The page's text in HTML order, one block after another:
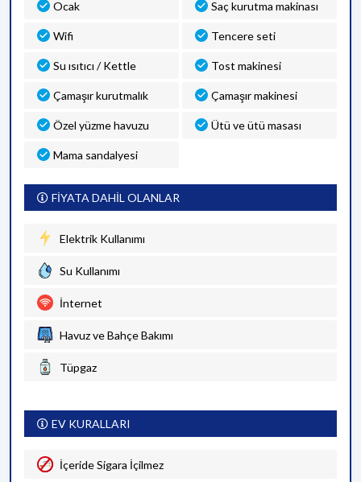
Ocak Saç kurutma makinası
Wifi Tencere seti
Su ısıtıcı / Kettle Tost makinesi
Çamaşır kurutmalık Çamaşır makinesi
Özel yüzme havuzu Ütü ve ütü masası
Mama sandalyesi
FİYATA DAHİL OLANLAR
Elektrik Kullanımı
Su Kullanımı
İnternet
Havuz ve Bahçe Bakımı
Tüpgaz
EV KURALLARI
İçeride Sigara İçilmez